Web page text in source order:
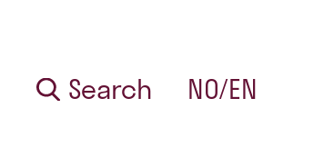
Search NO/EN